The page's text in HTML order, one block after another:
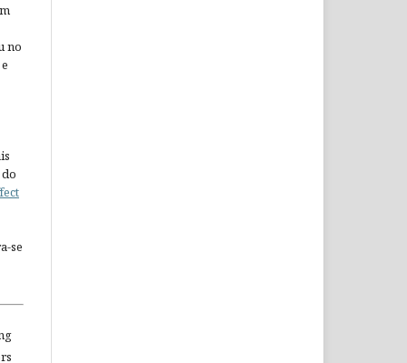
no
se